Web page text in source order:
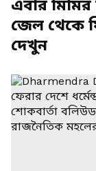
এবার মিমির
জেল থেকে
দেখুন